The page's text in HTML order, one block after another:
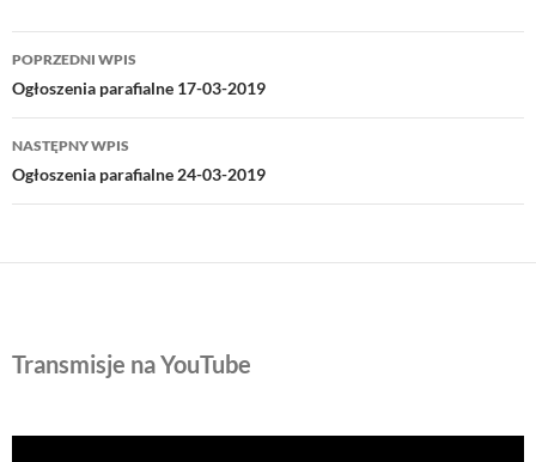
Nawigacja
wpisu
POPRZEDNI WPIS
Ogłoszenia parafialne 17-03-2019
NASTĘPNY WPIS
Ogłoszenia parafialne 24-03-2019
Transmisje na YouTube